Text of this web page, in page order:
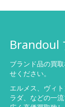
Brandoul
ブランド品の買
せください。
エルメス、ヴィ
ラダ、などの一